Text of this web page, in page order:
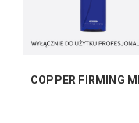
COPPER FIRMING